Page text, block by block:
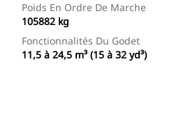
Poids En Ordre De Marche
105882 kg
Fonctionnalités Du Godet
11,5 à 24,5 m³ (15 à 32 yd³)